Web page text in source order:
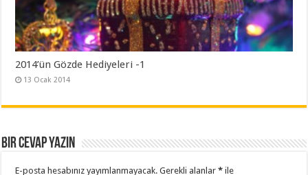
2014’ün Gözde Hediyeleri -1
13 Ocak 2014
Bir cevap yazın
E-posta hesabınız yayımlanmayacak. Gerekli alanlar* ile